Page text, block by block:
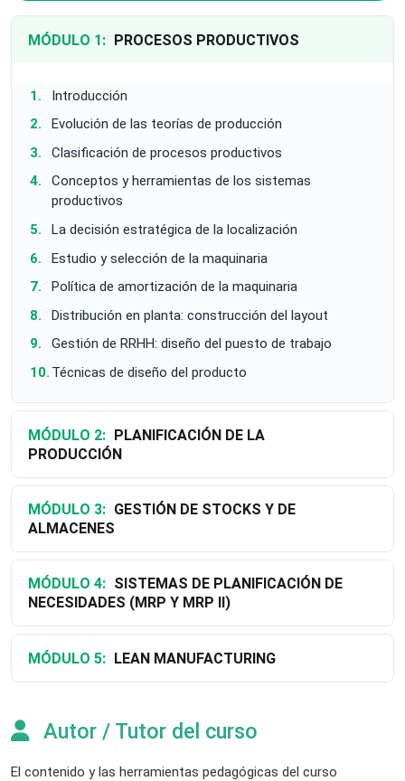
MÓDULO 1: PROCESOS PRODUCTIVOS
Introducción
Evolución de las teorías de producción
Clasificación de procesos productivos
Conceptos y herramientas de los sistemas
productivos
La decisión estratégica de la localización
Estudio y selección de la maquinaria
Política de amortización de la maquinaria
Distribución en planta: construcción del layout
Gestión de RRHH: diseño del puesto de trabajo
Técnicas de diseño del producto
MÓDULO 2:
PRODUCCIÓN
MÓDULO 3:
ALMACENES
MÓDULO 4:
NECESIDADES (MRP Y MRP II)
MÓDULO 5: LEAN MANUFACTURING
Autor / Tutor del curso
El contenido y las herramientas pedagógicas del curso